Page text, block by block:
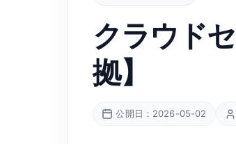
クラウド
拠】
公開日：2026-05-02